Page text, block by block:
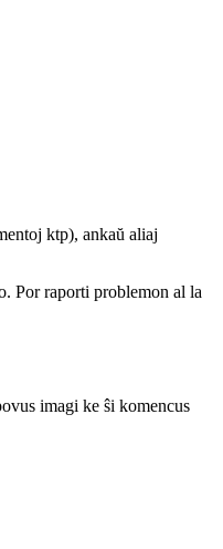
ktp), ankaŭ aliaj
Por raporti problemon al la
imagi ke ŝi komencus